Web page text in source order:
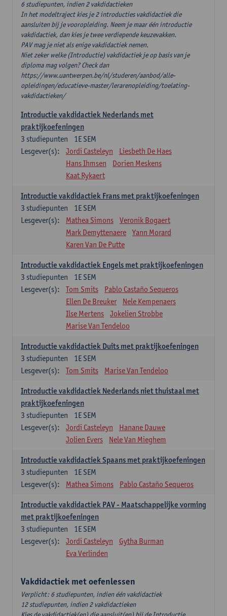
6 studiepunten, indien 2 vakdidactieken
In het modeltraject kies je 2 introducties vakdidactiek die
aansluiten bij je vooropleiding. Neem je maar één introductie
vakdidactiek, dan kies je twee verdiepende keuzevakken.
PAV mag je niet als enige vakdidactiek nemen.
Niet zeker welke (Introductie) vakdidactiek je op basis van je
diploma mag volgen? Check dan
https://www.uantwerpen.be/nl/studeren/aanbod/alle-
opleidingen/educatieve-master/lerarenopleiding/toelating-
vakdidactieken/
Introductie vakdidactiek Nederlands met
praktijkoefeningen
1E SEM
3 studiepunten
Lesgever(s):
Jordi Casteleyn
Liesbeth De Haes
Hans Ihmsen
Dorien Meskens
Kaat Rykaert
Introductie vakdidactiek Frans met praktijkoefeningen
1E SEM
3 studiepunten
Lesgever(s):
Mathea Simons
Veronik Bogaert
Mark Demyttenaere
Yann Morard
Karen Van De Putte
Introductie vakdidactiek Engels met praktijkoefeningen
1E SEM
3 studiepunten
Lesgever(s):
Tom Smits
Pablo Castaño Sequeros
Ellen De Breuker
Nele Kempenaers
Ilse Mertens
Jokelien Strobbe
Marise Van Tendeloo
Introductie vakdidactiek Duits met praktijkoefeningen
1E SEM
3 studiepunten
Lesgever(s):
Tom Smits Marise Van Tendeloo
Introductie vakdidactiek Nederlands niet thuistaal met
praktijkoefeningen
1E SEM
3 studiepunten
Lesgever(s):
Jordi Casteleyn
Hanane Dauwe
Jolien Evers
Nele Van Mieghem
Introductie vakdidactiek Spaans met praktijkoefeningen
1E SEM
3 studiepunten
Lesgever(s):
Mathea Simons Pablo Castaño Sequeros
Introductie vakdidactiek PAV - Maatschappelijke vorming
met praktijkoefeningen
1E SEM
3 studiepunten
Lesgever(s):
Jordi Casteleyn
Gytha Burman
Eva Verlinden
Vakdidactiek met oefenlessen
Verplicht: 6 studiepunten, indien één vakdidactiek
12 studiepunten, indien 2 vakdidactieken